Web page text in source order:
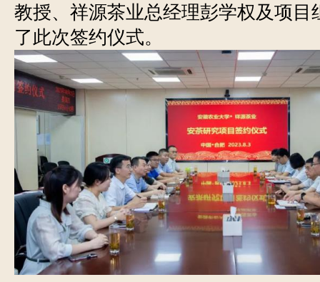
教授、祥源茶业总经理彭学权及项目
了此次签约仪式。